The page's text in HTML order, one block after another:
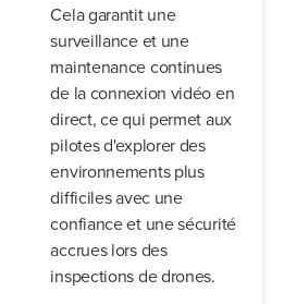
Cela garantit une
surveillance et une
maintenance continues
de la connexion vidéo en
direct, ce qui permet aux
pilotes d'explorer des
environnements plus
difficiles avec une
confiance et une sécurité
accrues lors des
inspections de drones.